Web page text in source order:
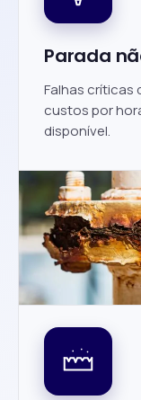
Parada
Falhas críticas
custos por
disponível.